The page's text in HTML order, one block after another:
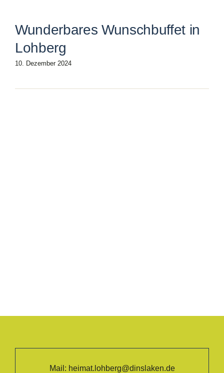
Wunderbares Wunschbuffet in
Lohberg
10. Dezember 2024
Mail: heimat.lohberg@dinslaken.de